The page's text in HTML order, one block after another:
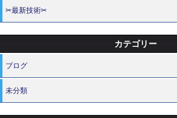
✂最新技術✂
カテゴリー
ブログ
未分類